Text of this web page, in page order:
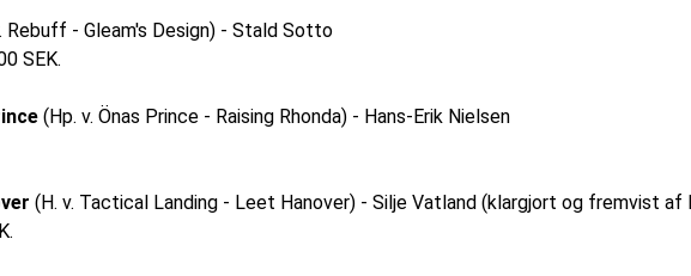
Rebuff - Gleam's Design) - Stald Sotto
SEK.
(Hp. v. Önas Prince - Raising Rhonda) - Hans-Erik Nielsen
(H. v. Tactical Landing - Leet Hanover) - Silje Vatland (klargjort og fremvist